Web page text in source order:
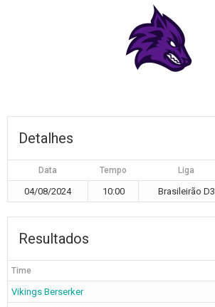
Detalhes
Data Tempo Liga
04/08/2024 10:00 Brasileirão D3
Resultados
Time
Vikings Berserker